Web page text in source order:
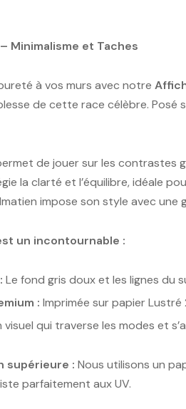
Minimalisme et Taches
à vos murs avec notre
de cette race célèbre.
de jouer sur les contrastes
la clarté et l’équilibre, idéale
impose son style avec une
un incontournable :
Le fond gris doux et les lignes
: Imprimée sur papier
visuel qui traverse les modes et
supérieure : Nous utilisons un
parfaitement aux UV.